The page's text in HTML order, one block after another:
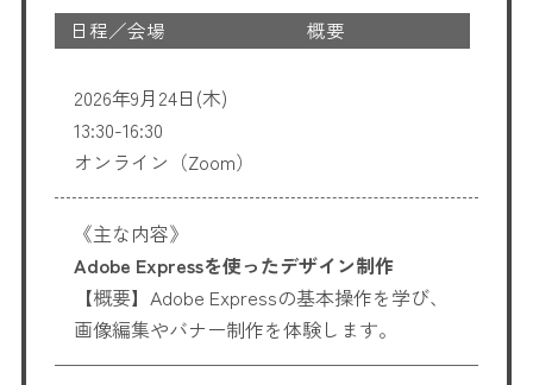
日程／会場 概要
2026年9月24日(木)
13:30-16:30
オンライン（Zoom）
《主な内容》
Adobe Expressを使ったデザイン制作
【概要】Adobe Expressの基本操作を学び、
画像編集やバナー制作を体験します。